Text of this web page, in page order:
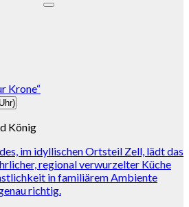
Krone“
König
im idyllischen Ortsteil Zell, lädt das
regional verwurzelter Küche
in familiärem Ambiente
richtig.